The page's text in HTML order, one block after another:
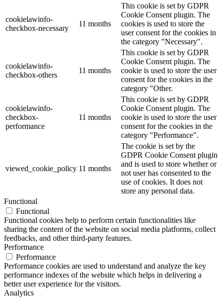
cookielawinfo-
checkbox-necessary
11 months
This cookie is set by GDPR
Cookie Consent plugin. The
cookies is used to store the
user consent for the cookies in
the category "Necessary".
cookielawinfo-
checkbox-others
11 months
This cookie is set by GDPR
Cookie Consent plugin. The
cookie is used to store the user
consent for the cookies in the
category "Other.
cookielawinfo-
checkbox-
performance
11 months
This cookie is set by GDPR
Cookie Consent plugin. The
cookie is used to store the user
consent for the cookies in the
category "Performance".
viewed_cookie_policy 11 months
The cookie is set by the
GDPR Cookie Consent plugin
and is used to store whether or
not user has consented to the
use of cookies. It does not
store any personal data.
Functional
Functional
Functional cookies help to perform certain functionalities like
sharing the content of the website on social media platforms, collect
feedbacks, and other third-party features.
Performance
Performance
Performance cookies are used to understand and analyze the key
performance indexes of the website which helps in delivering a
better user experience for the visitors.
Analytics